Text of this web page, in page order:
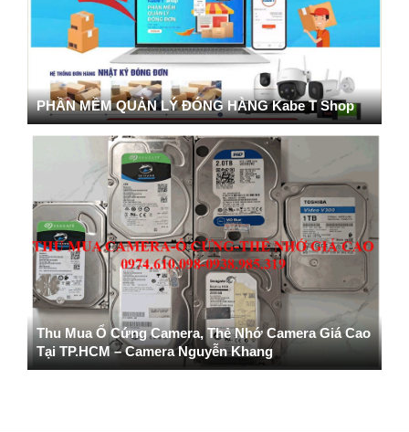
PHẦN MỀM QUẢN LÝ ĐÓNG HÀNG Kabe T Shop
Thu Mua Ổ Cứng Camera, Thẻ Nhớ Camera Giá Cao
Tại TP.HCM – Camera Nguyễn Khang